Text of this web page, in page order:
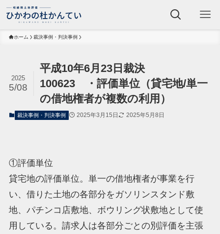
ホーム 裁決事例・判決事例
平成10年6月23日裁決
100623 ・評価単位（貸宅地/単一
の借地権者が複数の利用）
2025
5/08
裁決事例・判決事例 2025年3月15日 2025年5月8日
①評価単位
貸宅地の評価単位。単一の借地権者が事業を行
い、借りた土地の各部分をガソリンスタンド敷
地、パチンコ店敷地、ボウリング状敷地として使
用している。請求人は各部分ごとの別評価を主張